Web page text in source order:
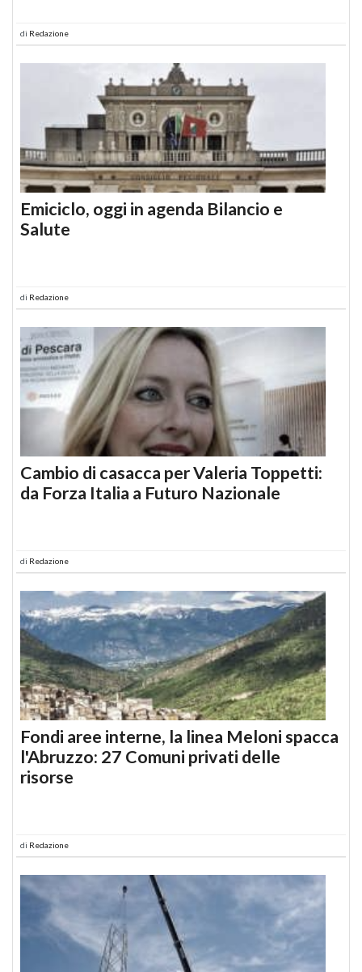
di Redazione
Emiciclo, oggi in agenda Bilancio e
Salute
di Redazione
Cambio di casacca per Valeria Toppetti:
da Forza Italia a Futuro Nazionale
di Redazione
Fondi aree interne, la linea Meloni spacca
l'Abruzzo: 27 Comuni privati delle
risorse
di Redazione